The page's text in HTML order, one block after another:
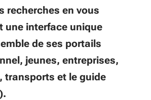
recherches en vous
une interface unique
de ses portails
jeunes, entreprises,
transports et le guide